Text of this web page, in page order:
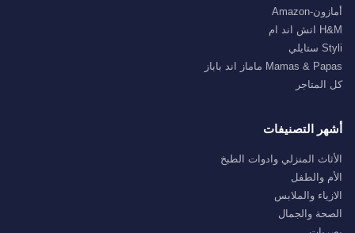
أمازون-Amazon
H&M اتش اند ام
Styli ستايلي
Mamas & Papas ماماز اند باباز
كل المتاجر
أشهر التصنيفات
الأثاث المنزلي وادوات الطبخ
الأم والطفل
الازياء والملابس
الصحة والجمال